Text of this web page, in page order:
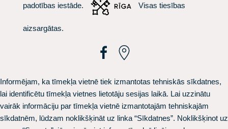
padotības iestāde. Visas tiesības
aizsargātas.
Informējam, ka tīmekļa vietnē tiek izmantotas tehniskās sīkdatnes,
lai identificētu tīmekļa vietnes lietotāju sesijas laikā. Lai uzzinātu
vairāk informāciju par tīmekļa vietnē izmantotajām tehniskajām
sīkdatnēm, lūdzam noklikšķināt uz linka “Sīkdatnes”. Noklikšķinot uz